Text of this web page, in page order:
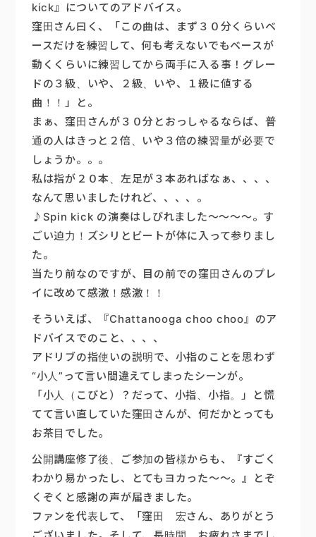
kick』についてのアドバイス。
窪田さん曰く、「この曲は、まず３０分くらいベ
ースだけを練習して、何も考えないでもベースが
動くくらいに練習してから両手に入る事！グレー
ドの３級、いや、２級、いや、１級に値する
曲！！」と。
まぁ、窪田さんが３０分とおっしゃるならば、普
通の人はきっと２倍、いや３倍の練習量が必要で
しょうか。。。
私は指が２０本、左足が３本あればなぁ、、、、
なんて思いましたけれど、、、、。
♪Spin kick の演奏はしびれました～～～～。す
ごい迫力！ズシリとビートが体に入って参りまし
た。
当たり前なのですが、目の前での窪田さんのプレ
イに改めて感激！感激！！
そういえば、『Chattanooga choo choo』のア
ドバイスでのこと、、、、
アドリブの指使いの説明で、小指のことを思わず
“小人”って言い間違えてしまったシーンが。
「小人（こびと）？だって、小指、小指。」と慌
てて言い直していた窪田さんが、何だかとっても
お茶目でした。
公開講座修了後、ご参加の皆様からも、『すごく
わかり易かったし、とてもヨカった～～。』とぞ
くぞくと感謝の声が届きました。
ファンを代表して、「窪田 宏さん、ありがとう